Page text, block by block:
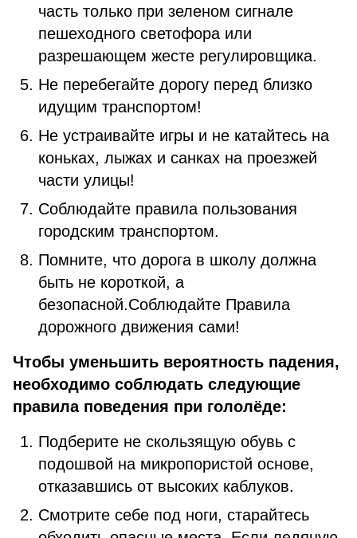
часть только при зеленом сигнале
пешеходного светофора или
разрешающем жесте регулировщика.
Не перебегайте дорогу перед близко
идущим транспортом!
Не устраивайте игры и не катайтесь на
коньках, лыжах и санках на проезжей
части улицы!
Соблюдайте правила пользования
городским транспортом.
Помните, что дорога в школу должна
быть не короткой, а
безопасной.Соблюдайте Правила
дорожного движения сами!
Чтобы уменьшить вероятность падения,
необходимо соблюдать следующие
правила поведения при гололёде:
Подберите не скользящую обувь с
подошвой на микропористой основе,
отказавшись от высоких каблуков.
Смотрите себе под ноги, старайтесь